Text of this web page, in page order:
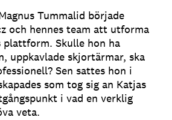
Tummalid började
och hennes team att utforma
plattform. Skulle hon ha
uppkavlade skjortärmar, ska
Sen sattes hon i
som tog sig an Katjas
i vad en verklig
veta.